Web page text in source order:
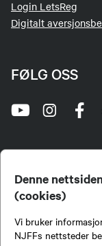
Denne
(cookies)
Vi bruker
NJFFs nettsteder
Login LetsReg
Digitalt
FØLG OSS
jegere og sportsfiskere og et
fiske i Norge. Vi er en